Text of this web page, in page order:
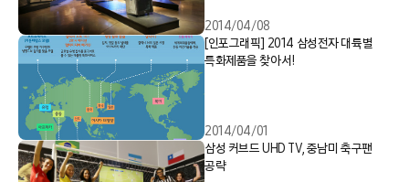
2014/04/08
[인포그래픽] 2014 삼성전자 대륙별
특화제품을 찾아서!
2014/04/01
삼성 커브드 UHD TV, 중남미 축구팬
공략